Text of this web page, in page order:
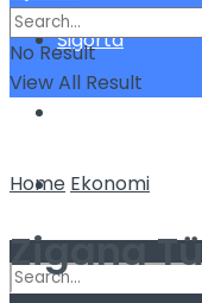
Sigorta
Yatırım
No Result
View All Result
Home Ekonomi
Zigana